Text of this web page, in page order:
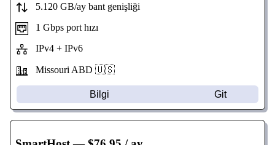
5.120 GB/ay bant genişliği
1 Gbps port hızı
IPv4 + IPv6
Missouri ABD 🇺🇸
Bilgi Git